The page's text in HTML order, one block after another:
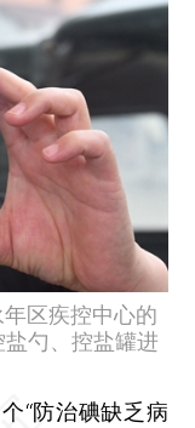
区疾控中心的
勺、控盐罐进
“防治碘缺乏病